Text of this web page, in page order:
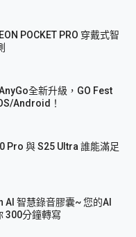
POCKET PRO 穿戴式智
全新升級，GO Fest
Android！
Pro 與 S25 Ultra 誰能滿足
AI 智慧錄音膠囊~ 您的AI
300分鐘轉寫